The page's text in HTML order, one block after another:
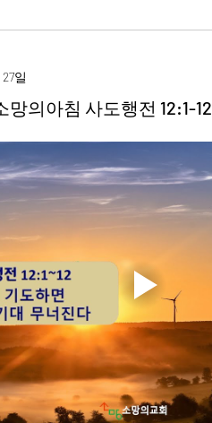
일
망의아침 사도행전 12:1-12